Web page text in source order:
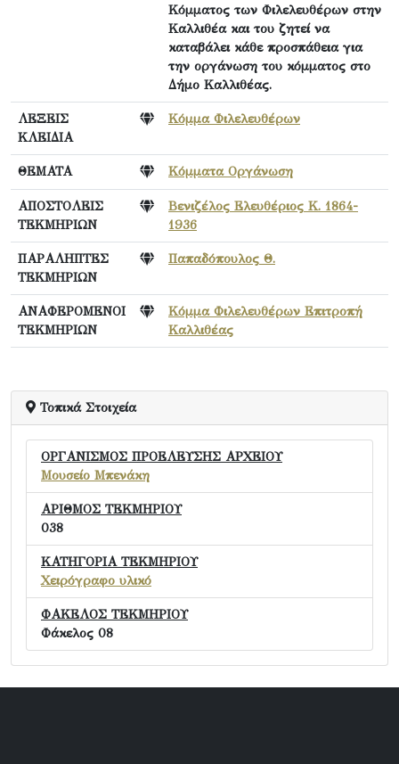
Κόμματος των Φιλελευθέρων στην
Καλλιθέα και του ζητεί να
καταβάλει κάθε προσπάθεια για
την οργάνωση του κόμματος στο
Δήμο Καλλιθέας.
ΛΕΞΕΙΣ
ΚΛΕΙΔΙΑ
Κόμμα Φιλελευθέρων
ΘΕΜΑΤΑ Κόμματα Οργάνωση
ΑΠΟΣΤΟΛΕΙΣ
ΤΕΚΜΗΡΙΩΝ
Βενιζέλος Ελευθέριος Κ. 1864-
1936
ΠΑΡΑΛΗΠΤΕΣ
ΤΕΚΜΗΡΙΩΝ
Παπαδόπουλος Θ.
ΑΝΑΦΕΡΟΜΕΝΟΙ
ΤΕΚΜΗΡΙΩΝ
Κόμμα Φιλελευθέρων Επιτροπή
Καλλιθέας
Τοπικά Στοιχεία
ΟΡΓΑΝΙΣΜΟΣ ΠΡΟΕΛΕΥΣΗΣ ΑΡΧΕΙΟΥ
Μουσείο Μπενάκη
ΑΡΙΘΜΟΣ ΤΕΚΜΗΡΙΟΥ
038
ΚΑΤΗΓΟΡΙΑ ΤΕΚΜΗΡΙΟΥ
Χειρόγραφο υλικό
ΦΑΚΕΛΟΣ ΤΕΚΜΗΡΙΟΥ
Φάκελος 08